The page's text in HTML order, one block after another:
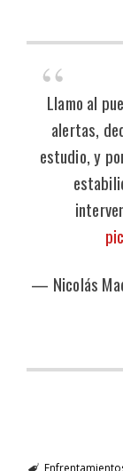
Llamo al
alertas,
estudio, y
— Nicolás